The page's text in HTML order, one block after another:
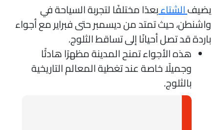
الشتاءبعدًا مختلفًا لتجربة السياحة في
حيث تمتد من ديسمبر حتى فبراير مع أجواء
قد تصل أحيانًا إلى تساقط الثلوج.
هذه الأجواء تمنح المدينة مظهرًا هادئًا
وجميلًا خاصة عند تغطية المعالم التاريخية
بالثلوج.